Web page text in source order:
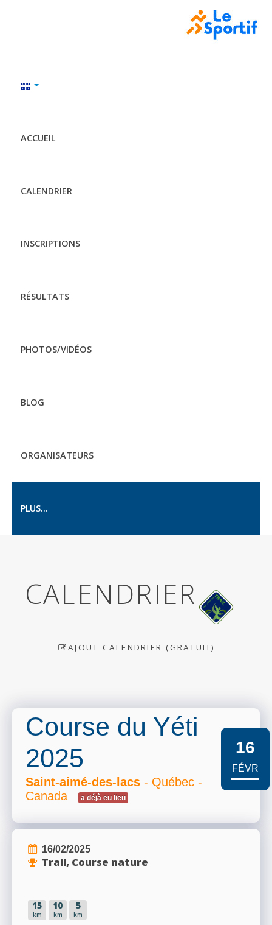
ACCUEIL
CALENDRIER
INSCRIPTIONS
RÉSULTATS
PHOTOS/VIDÉOS
BLOG
ORGANISATEURS
PLUS...
CALENDRIER
AJOUT CALENDRIER (GRATUIT)
Course du Yéti
2025
Saint-aimé-des-lacs - Québec -
Canada
a déjà eu lieu
16
FÉVR
16/02/2025
Trail, Course nature
15
km
10
km
5
km